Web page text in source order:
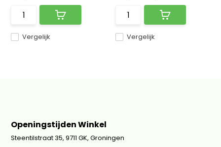
Vergelijk Vergelijk
Openingstijden Winkel
Steentilstraat 35, 9711 GK, Groningen